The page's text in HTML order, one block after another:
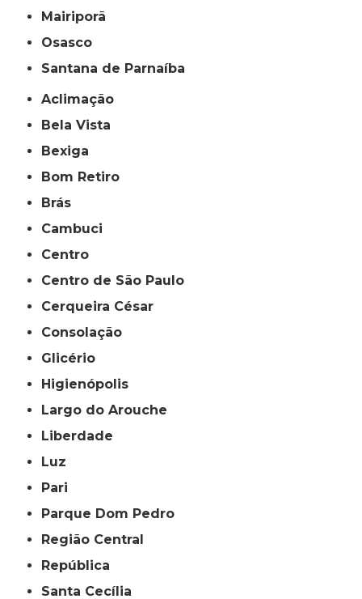
Mairiporã
Osasco
Santana de Parnaíba
Aclimação
Bela Vista
Bexiga
Bom Retiro
Brás
Cambuci
Centro
Centro de São Paulo
Cerqueira César
Consolação
Glicério
Higienópolis
Largo do Arouche
Liberdade
Luz
Pari
Parque Dom Pedro
Região Central
República
Santa Cecília